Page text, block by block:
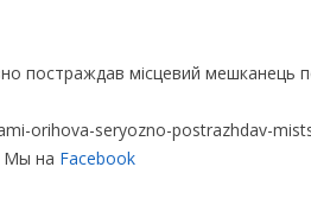
постраждав місцевий мешканець
orihova-seryozno-postrazhdav-
Мы на Facebook